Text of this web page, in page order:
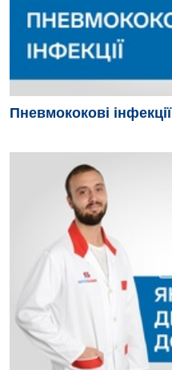
Пневмококові інфекції